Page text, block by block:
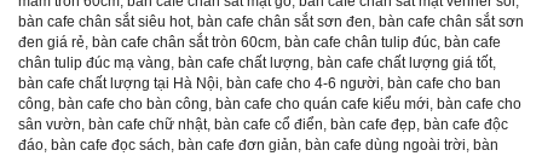
bàn cafe chân sắt siêu hot, bàn cafe chân sắt sơn đen, bàn cafe chân sắt sơn
đen giá rẻ, bàn cafe chân sắt tròn 60cm, bàn cafe chân tulip đúc, bàn cafe
chân tulip đúc mạ vàng, bàn cafe chất lượng, bàn cafe chất lượng giá tốt,
bàn cafe chất lượng tại Hà Nội, bàn cafe cho 4-6 người, bàn cafe cho ban
công, bàn cafe cho bàn công, bàn cafe cho quán cafe kiểu mới, bàn cafe cho
sân vườn, bàn cafe chữ nhật, bàn cafe cổ điển, bàn cafe đẹp, bàn cafe độc
đáo, bàn cafe đọc sách, bàn cafe đơn giản, bàn cafe dùng ngoài trời, bàn